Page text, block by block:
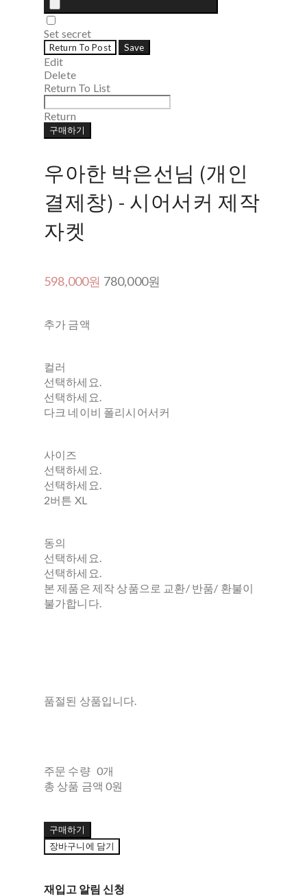
Set secret
Return To Post Save
Edit
Delete
Return To List
Return
구매하기
우아한 박은선님 (개인
결제창) - 시어서커 제작
자켓
598,000원 780,000원
추가 금액
컬러
선택하세요.
선택하세요.
다크 네이비 폴리시어서커
사이즈
선택하세요.
선택하세요.
2버튼 XL
동의
선택하세요.
선택하세요.
본 제품은 제작 상품으로 교환/ 반품/ 환불이
불가합니다.
품절된 상품입니다.
주문 수량 0개
총 상품 금액 0원
구매하기
장바구니에 담기
재입고 알림 신청